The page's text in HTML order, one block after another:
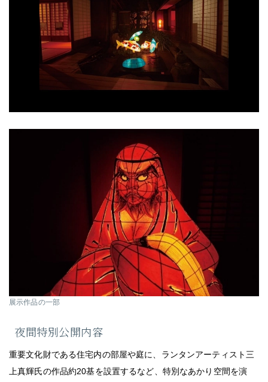
展示作品の一部
夜間特別公開内容
重要文化財である住宅内の部屋や庭に、ランタンアーティスト三
上真輝氏の作品約20基を設置するなど、特別なあかり空間を演